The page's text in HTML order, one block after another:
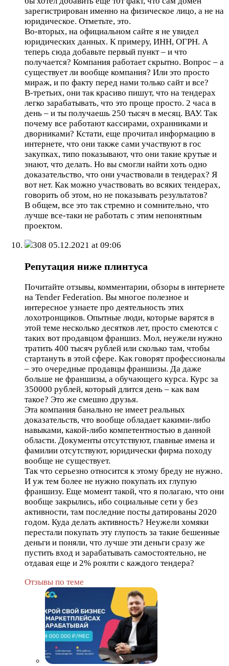
зарегистрирован именно на физическое лицо, а не на
юридическое. Отметьте, это.
Во-вторых, на официальном сайте я не увидел
юридических данных. К примеру, ИНН, ОГРН. А
теперь сюда добавьте первый пункт – и что
получается? Компания работает скрытно. Вопрос – а
существует ли вообще компания? Или это просто
мираж, и по факту перед нами только сайт и все?
В-третьих, они так красиво пишут, что на тендерах
легко зарабатывать, что это проще просто. 2 часа в
день – и ты получаешь 250 тысяч в месяц. ВАУ. Так
почему все работают кассирами, охранниками и
дворниками? Кстати, еще прочитал информацию в
интернете, что они также сами участвуют в гос
закупках, типо показывают, что они такие крутые и
знают, что делать. Но вы смогли найти хоть одно
доказательство, что они участвовали в тендерах? Я
вот нет. Как можно участвовать во всяких тендерах,
говорить об этом, но не показывать результатов?
В общем, все это так стремно и сомнительно, что
лучше все-таки не работать с этим непонятным
проектом.
308 05.12.2021 at 09:06
Репутация ниже плинтуса
Почитайте отзывы, комментарии, обзоры в интернете
на Tender Federation. Вы многое полезное и
интересное узнаете про деятельность этих
лохотронщиков. Опытные люди, которые варятся в
этой теме несколько десятков лет, просто смеются с
таких вот продавцом франшиз. Мол, неужели нужно
тратить 400 тысяч рублей или сколько там, чтобы
стартануть в этой сфере. Как говорят профессионалы
– это очередные продавцы франшизы. Да даже
больше не франшизы, а обучающего курса. Курс за
350000 рублей, который длится день – как вам
такое? Это же смешно друзья.
Эта компания банально не имеет реальных
доказательств, что вообще обладает какими-либо
навыками, какой-либо компетентностью в данной
области. Документы отсутствуют, главные имена и
фамилии отсутствуют, юридически фирма походу
вообще не существует.
Так что серьезно относится к этому бреду не нужно.
И уж тем более не нужно покупать их глупую
франшизу. Еще момент такой, что я полагаю, что они
вообще закрылись, ибо социальные сети у без
активности, там последние посты датированы 2020
годом. Куда делать активность? Неужели хомяки
перестали покупать эту глупость за такие бешенные
деньги и поняли, что лучше эти деньги сразу же
пустить вход и зарабатывать самостоятельно, не
отдавая еще и 2% роялти с каждого тендера?
Отзывы по теме